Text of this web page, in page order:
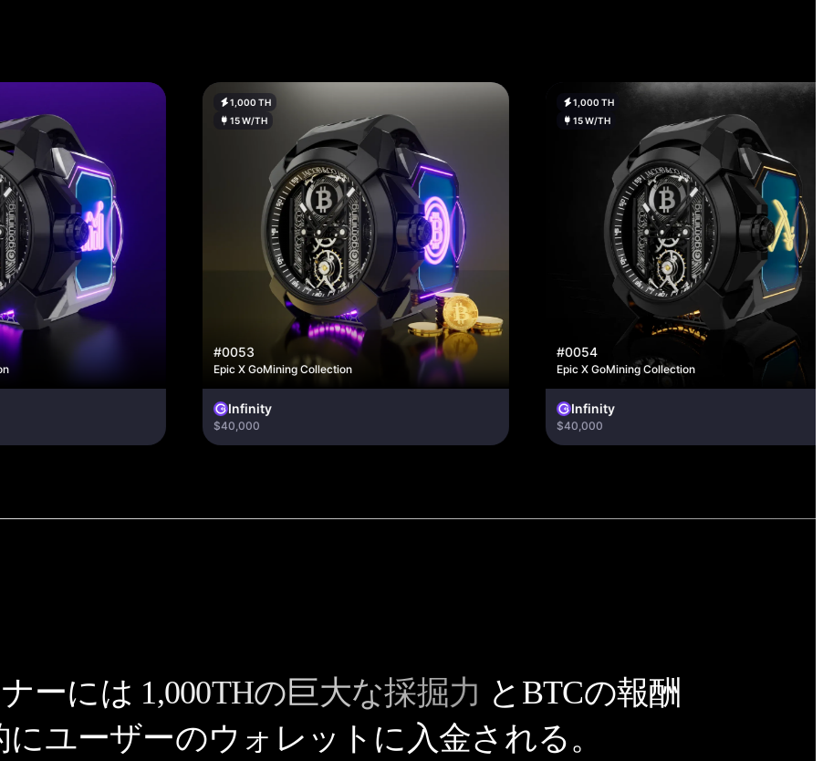
1,000 TH
Epic X GoMining Collection
Infinity
$40,000
1,000 TH
Epic X GoMining Collection
Infinity
$40,000
ーには 1,000THの巨大な採掘力 とBTCの報酬
ユーザーのウォレットに入金される。